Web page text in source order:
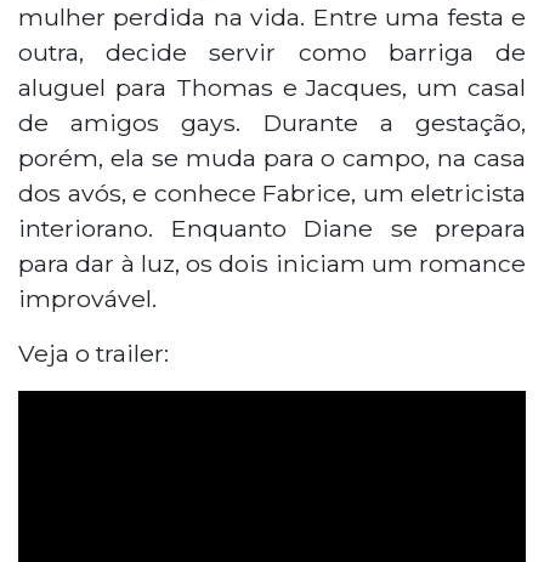
mulher perdida na vida. Entre uma festa e
outra, decide servir como barriga de
aluguel para Thomas e Jacques, um casal
de amigos gays. Durante a gestação,
porém, ela se muda para o campo, na casa
dos avós, e conhece Fabrice, um eletricista
interiorano. Enquanto Diane se prepara
para dar à luz, os dois iniciam um romance
improvável.
Veja o trailer: